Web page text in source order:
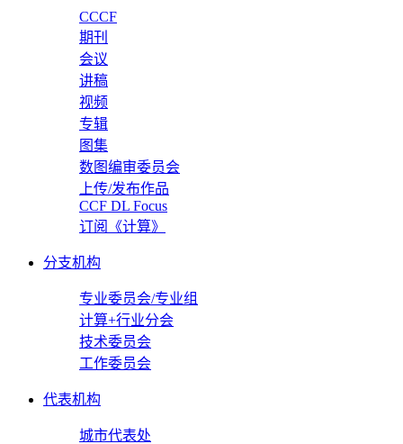
CCCF
期刊
会议
讲稿
视频
专辑
图集
数图编审委员会
上传/发布作品
CCF DL Focus
订阅《计算》
分支机构
专业委员会/专业组
计算+行业分会
技术委员会
工作委员会
代表机构
城市代表处